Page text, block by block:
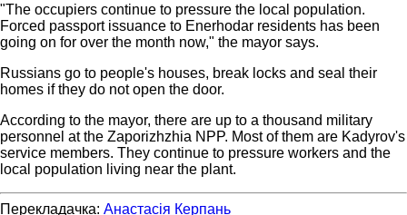
"The occupiers continue to pressure the local population.
Forced passport issuance to Enerhodar residents has been
going on for over the month now," the mayor says.
Russians go to people's houses, break locks and seal their
homes if they do not open the door.
According to the mayor, there are up to a thousand military
personnel at the Zaporizhzhia NPP. Most of them are Kadyrov's
service members. They continue to pressure workers and the
local population living near the plant.
Перекладачка: Анастасія Керпань